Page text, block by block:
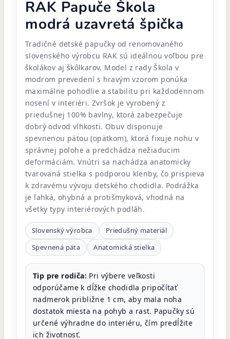
RAK Papuče Škola
modrá uzavretá špička
Tradičné detské papučky od renomovaného
slovenského výrobcu RAK sú ideálnou voľbou pre
školákov aj škôlkarov. Model z rady Škola v
modrom prevedení s hravým vzorom ponúka
maximálne pohodlie a stabilitu pri každodennom
nosení v interiéri. Zvršok je vyrobený z
priedušnej 100% bavlny, ktorá zabezpečuje
dobrý odvod vlhkosti. Obuv disponuje
spevnenou pätou (opätkom), ktorá fixuje nohu v
správnej polohe a predchádza nežiaducim
deformáciám. Vnútri sa nachádza anatomicky
tvarovaná stielka s podporou klenby, čo prispieva
k zdravému vývoju detského chodidla. Podrážka
je ľahká, ohybná a protišmyková, vhodná na
všetky typy interiérových podláh.
Slovenský výrobca
Priedušný materiál
Spevnená päta
Anatomická stielka
Tip pre rodiča: Pri výbere veľkosti
odporúčame k dĺžke chodidla pripočítať
nadmerok približne 1 cm, aby mala noha
dostatok miesta na pohyb a rast. Papučky sú
určené výhradne do interiéru, čím predĺžite
ich životnosť.